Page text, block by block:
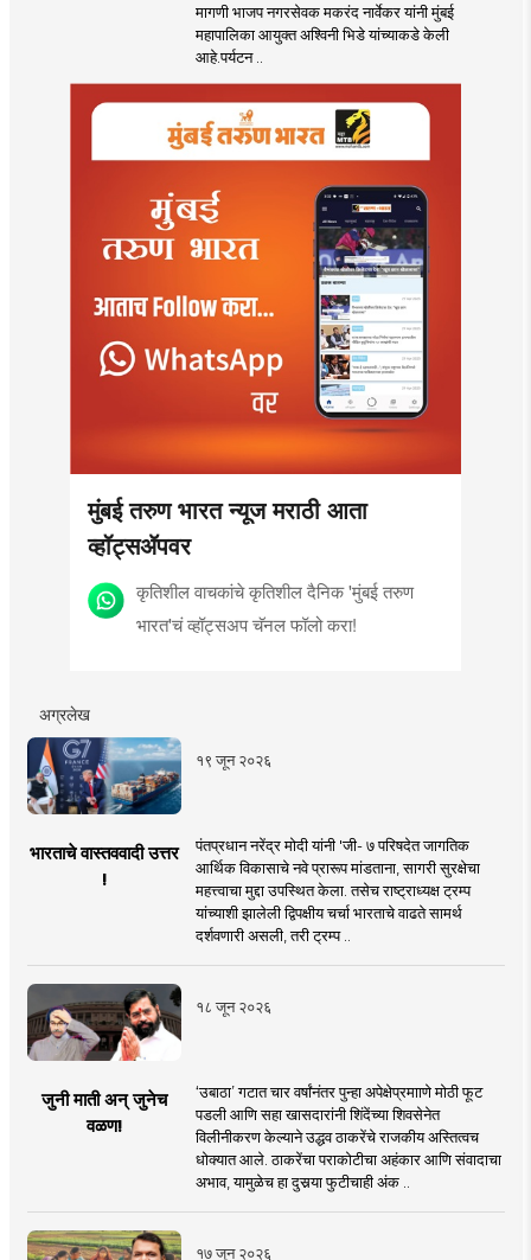
आयुक्तांना पत्र
मागणी भाजप नगरसेवक मकरंद नार्वेकर यांनी मुंबई
महापालिका आयुक्त अश्विनी भिडे यांच्याकडे केली
आहे.पर्यटन ..
मुंबई तरुण भारत न्यूज मराठी आता
व्हॉट्सॲपवर
कृतिशील वाचकांचे कृतिशील दैनिक 'मुंबई तरुण
भारत'चं व्हॉट्सअप चॅनल फॉलो करा!
अग्रलेख
१९ जून २०२६
भारताचे वास्तववादी उत्तर
!
पंतप्रधान नरेंद्र मोदी यांनी 'जी- ७ परिषदेत जागतिक
आर्थिक विकासाचे नवे प्रारूप मांडताना, सागरी सुरक्षेचा
महत्त्वाचा मुद्दा उपस्थित केला. तसेच राष्ट्राध्यक्ष ट्रम्प
यांच्याशी झालेली द्विपक्षीय चर्चा भारताचे वाढते सामर्थ
दर्शवणारी असली, तरी ट्रम्प ..
१८ जून २०२६
जुनी माती अन् जुनेच
वळण!
‘उबाठा’ गटात चार वर्षांनंतर पुन्हा अपेक्षेप्रमााणे मोठी फूट
पडली आणि सहा खासदारांनी शिंदेंच्या शिवसेनेत
विलीनीकरण केल्याने उद्धव ठाकरेंचे राजकीय अस्तित्वच
धोक्यात आले. ठाकरेंचा पराकोटीचा अहंकार आणि संवादाचा
अभाव, यामुळेच हा दुसर्‍या फुटीचाही अंक ..
१७ जून २०२६